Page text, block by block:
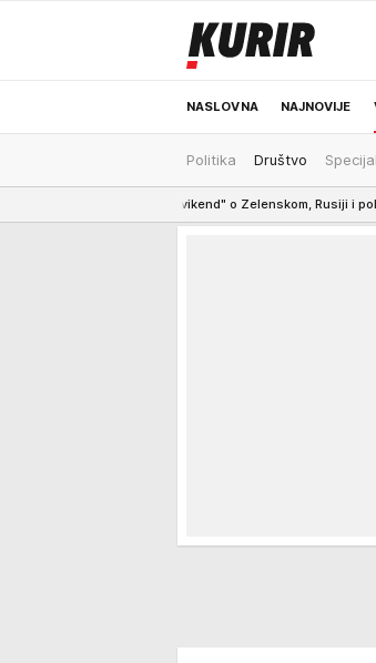
NASLOVNA NAJNOVIJE
ODRŽIVA BUDUĆNOST
Politika Društvo Specijal
Srbije vikend" o Zelenskom, Rusiji i politici Beograda: